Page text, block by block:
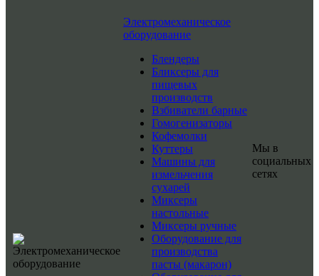
Электромеханическое
оборудование
Блендеры
Бликсеры для
пищевых
производств
Взбиватели барные
Гомогенизаторы
Кофемолки
Куттеры
Машины для
измельчения
сухарей
Миксеры
настольные
Миксеры ручные
Оборудование для
производства
пасты (макарон)
Мы в
социальных
сетях